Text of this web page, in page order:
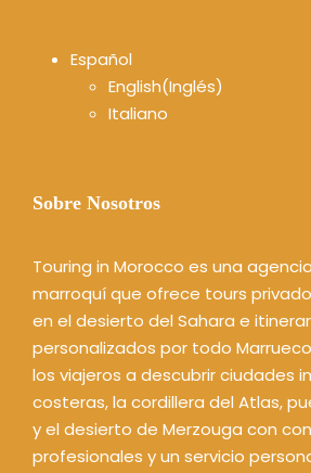
Español
English(Inglés)
Italiano
Sobre Nosotros
Touring in Morocco es una
marroquí que ofrece tours
en el desierto del Sahara e
personalizados por todo
los viajeros a descubrir ciudades
costeras, la cordillera del Atlas,
y el desierto de Merzouga con
profesionales y un servicio